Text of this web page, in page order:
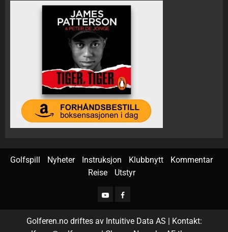
Golfspill Nyheter Instruksjon Klubbnytt
Kommentar
Reise
Utstyr
Golferen.no driftes av Intuitive Data AS | Kontakt: